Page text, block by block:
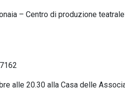
– Centro di produzione
alle 20.30 alla Casa delle